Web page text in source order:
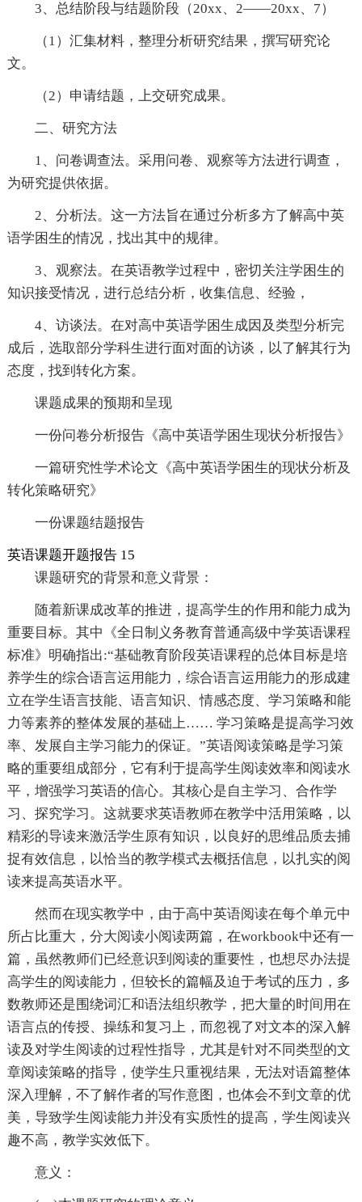
3、总结阶段与结题阶段（20xx、2——20xx、7）
（1）汇集材料，整理分析研究结果，撰写研究论
文。
（2）申请结题，上交研究成果。
二、研究方法
1、问卷调查法。采用问卷、观察等方法进行调查，
为研究提供依据。
2、分析法。这一方法旨在通过分析多方了解高中英
语学困生的情况，找出其中的规律。
3、观察法。在英语教学过程中，密切关注学困生的
知识接受情况，进行总结分析，收集信息、经验，
4、访谈法。在对高中英语学困生成因及类型分析完
成后，选取部分学科生进行面对面的访谈，以了解其行为
态度，找到转化方案。
课题成果的预期和呈现
一份问卷分析报告《高中英语学困生现状分析报告》
一篇研究性学术论文《高中英语学困生的现状分析及
转化策略研究》
一份课题结题报告
英语课题开题报告 15
课题研究的背景和意义背景：
随着新课成改革的推进，提高学生的作用和能力成为
重要目标。其中《全日制义务教育普通高级中学英语课程
标准》明确指出:“基础教育阶段英语课程的总体目标是培
养学生的综合语言运用能力，综合语言运用能力的形成建
立在学生语言技能、语言知识、情感态度、学习策略和能
力等素养的整体发展的基础上…… 学习策略是提高学习效
率、发展自主学习能力的保证。”英语阅读策略是学习策
略的重要组成部分，它有利于提高学生阅读效率和阅读水
平，增强学习英语的信心。其核心是自主学习、合作学
习、探究学习。这就要求英语教师在教学中活用策略，以
精彩的导读来激活学生原有知识，以良好的思维品质去捕
捉有效信息，以恰当的教学模式去概括信息，以扎实的阅
读来提高英语水平。
然而在现实教学中，由于高中英语阅读在每个单元中
所占比重大，分大阅读小阅读两篇，在workbook中还有一
篇，虽然教师们已经意识到阅读的重要性，也想尽办法提
高学生的阅读能力，但较长的篇幅及迫于考试的压力，多
数教师还是围绕词汇和语法组织教学，把大量的时间用在
语言点的传授、操练和复习上，而忽视了对文本的深入解
读及对学生阅读的过程性指导，尤其是针对不同类型的文
章阅读策略的指导，使学生只重视结果，无法对语篇整体
深入理解，不了解作者的写作意图，也体会不到文章的优
美，导致学生阅读能力并没有实质性的提高，学生阅读兴
趣不高，教学实效低下。
意义：